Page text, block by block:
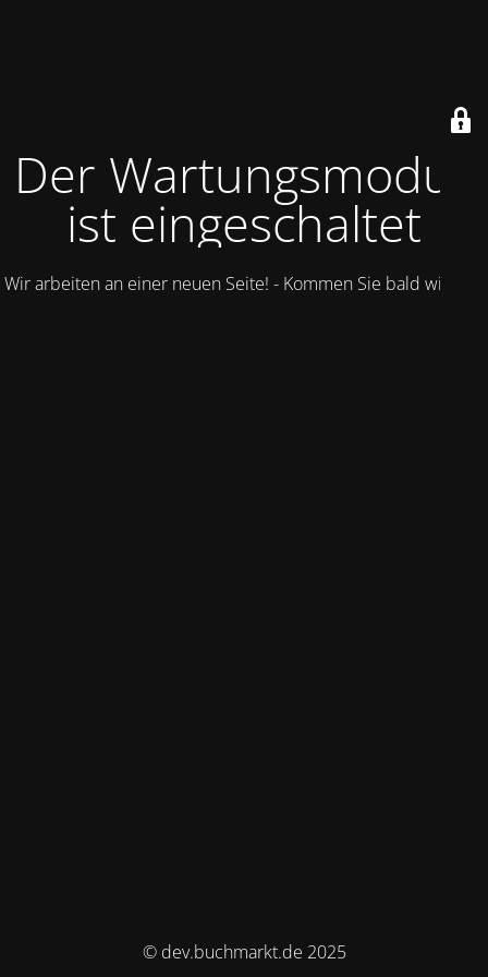
Der Wartungsmodus
ist eingeschaltet
Wir arbeiten an einer neuen Seite! - Kommen Sie bald wieder.
© dev.buchmarkt.de 2025